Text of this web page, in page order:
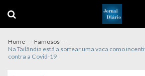
navigation
content
Home
Famosos
Na Tailândia está a sortear uma vaca como
contra a Covid-19